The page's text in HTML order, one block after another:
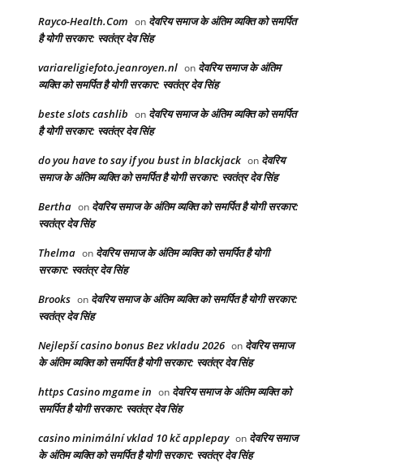
Rayco-Health.Com on देवरिय समाज के अंतिम व्यक्ति को समर्पित
है योगी सरकार: स्वतंत्र देव सिंह
variareligiefoto.jeanroyen.nl on देवरिय समाज के अंतिम
व्यक्ति को समर्पित है योगी सरकार: स्वतंत्र देव सिंह
beste slots cashlib on देवरिय समाज के अंतिम व्यक्ति को समर्पित
है योगी सरकार: स्वतंत्र देव सिंह
do you have to say if you bust in blackjack on देवरिय
समाज के अंतिम व्यक्ति को समर्पित है योगी सरकार: स्वतंत्र देव सिंह
Bertha on देवरिय समाज के अंतिम व्यक्ति को समर्पित है योगी सरकार:
स्वतंत्र देव सिंह
Thelma on देवरिय समाज के अंतिम व्यक्ति को समर्पित है योगी
सरकार: स्वतंत्र देव सिंह
Brooks on देवरिय समाज के अंतिम व्यक्ति को समर्पित है योगी सरकार:
स्वतंत्र देव सिंह
Nejlepší casino bonus Bez vkladu 2026 on देवरिय समाज
के अंतिम व्यक्ति को समर्पित है योगी सरकार: स्वतंत्र देव सिंह
https Casino mgame in on देवरिय समाज के अंतिम व्यक्ति को
समर्पित है योगी सरकार: स्वतंत्र देव सिंह
casino minimální vklad 10 kč applepay on देवरिय समाज
के अंतिम व्यक्ति को समर्पित है योगी सरकार: स्वतंत्र देव सिंह